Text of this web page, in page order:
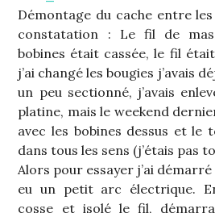
Démontage du cache entre
constatation : Le fil de
bobines était cassée, le fil
j’ai changé les bougies j’avais
un peu sectionné, j’avais
platine, mais le weekend
avec les bobines dessus et le
dans tous les sens (j’étais pas
Alors pour essayer j’ai
eu un petit arc électrique.
cosse et isolé le fil,